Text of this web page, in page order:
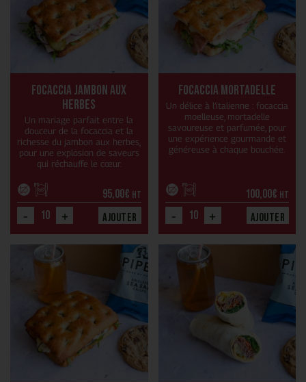
Focaccia Jambon aux
herbes
Un mariage parfait entre la
douceur de la focaccia et la
richesse du jambon aux herbes,
pour une explosion de saveurs
qui réchauffe le cœur.
95,00€ HT
- + Ajouter
Focaccia Mortadelle
Un délice à l’italienne : focaccia
moelleuse, mortadelle
savoureuse et parfumée, pour
une expérience gourmande et
généreuse à chaque bouchée.
100,00€ HT
- + Ajouter